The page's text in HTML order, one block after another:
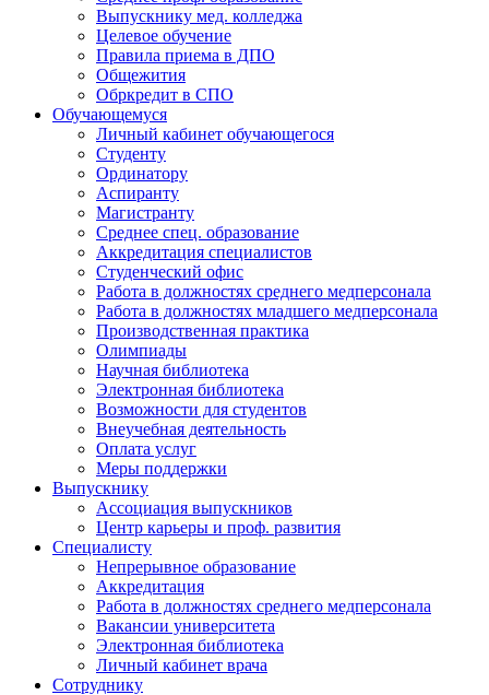
Выпускнику мед. колледжа
Целевое обучение
Правила приема в ДПО
Общежития
Обркредит в СПО
Обучающемуся
Личный кабинет обучающегося
Студенту
Ординатору
Аспиранту
Магистранту
Среднее спец. образование
Аккредитация специалистов
Студенческий офис
Работа в должностях среднего медперсонала
Работа в должностях младшего медперсонала
Производственная практика
Олимпиады
Научная библиотека
Электронная библиотека
Возможности для студентов
Внеучебная деятельность
Оплата услуг
Меры поддержки
Выпускнику
Ассоциация выпускников
Центр карьеры и проф. развития
Специалисту
Непрерывное образование
Аккредитация
Работа в должностях среднего медперсонала
Вакансии университета
Электронная библиотека
Личный кабинет врача
Сотруднику